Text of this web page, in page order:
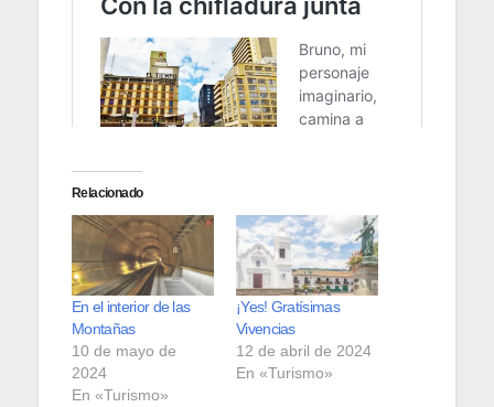
Relacionado
En el interior de las
Montañas
10 de mayo de
2024
En «Turismo»
¡Yes! Gratísimas
Vivencias
12 de abril de 2024
En «Turismo»